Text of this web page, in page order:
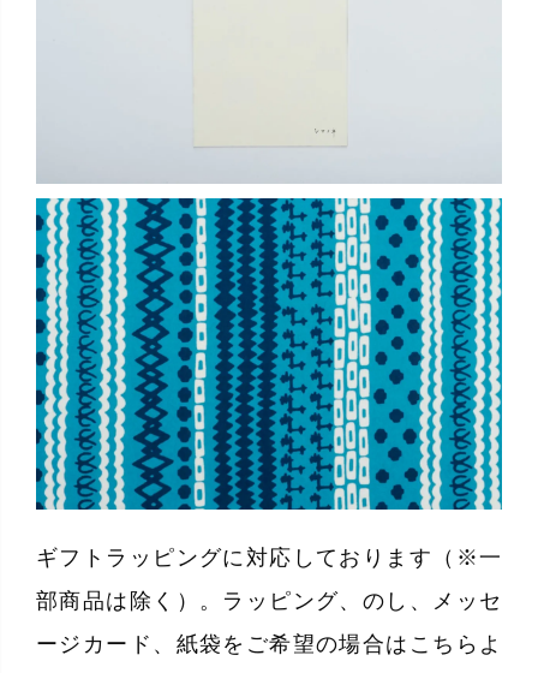
ギフトラッピングに対応しております（※一
部商品は除く）。ラッピング、のし、メッセ
ージカード、紙袋をご希望の場合はこちらよ